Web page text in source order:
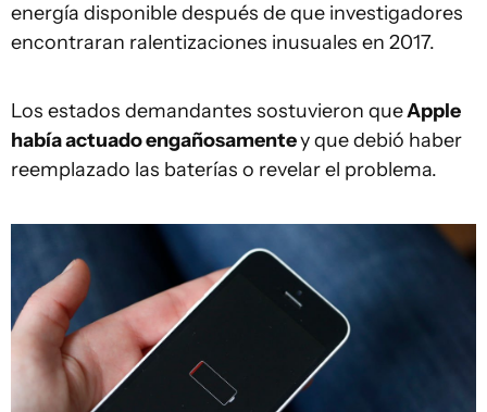
energía disponible después de que investigadores
encontraran ralentizaciones inusuales en 2017.
Los estados demandantes sostuvieron queApple
había actuado engañosamentey que debió haber
reemplazado las baterías o revelar el problema.